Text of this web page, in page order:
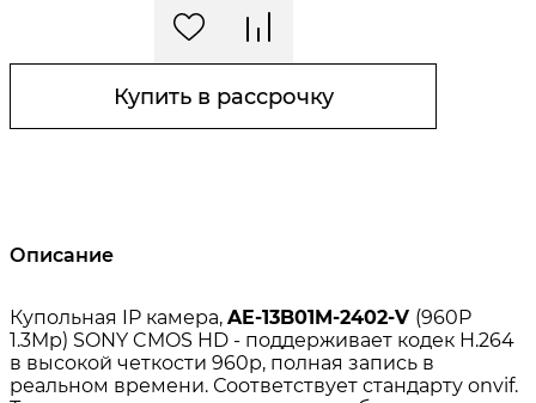
Купить в рассрочку
Описание